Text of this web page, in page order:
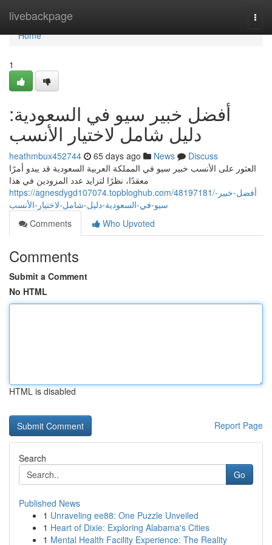
livebackpage
Home
Home
1
أفضل خبير سيو في السعودية:
دليل شامل لاختيار الأنسب
heathmbux452744 65 days ago News
Discuss
العثور على الأنسب خبير سيو في المملكة العربية السعودية قد يبدو أمرًا
معقدًا، نظرًا لتزايد عدد المزودين في هذا
https://agnesdygd107074.topbloghub.com/48197181/أفضل-خبير-
سيو-في-السعودية-دليل-شامل-لاختيار-الأنسب
Comments
Who Upvoted
Comments
Submit a Comment
No HTML
HTML is disabled
Report Page
Search
Go
Published News
1 Unraveling ee88: One Puzzle Unveiled
1 Heart of Dixie: Exploring Alabama's Cities
1 Mental Health Facility Experience: The Reality